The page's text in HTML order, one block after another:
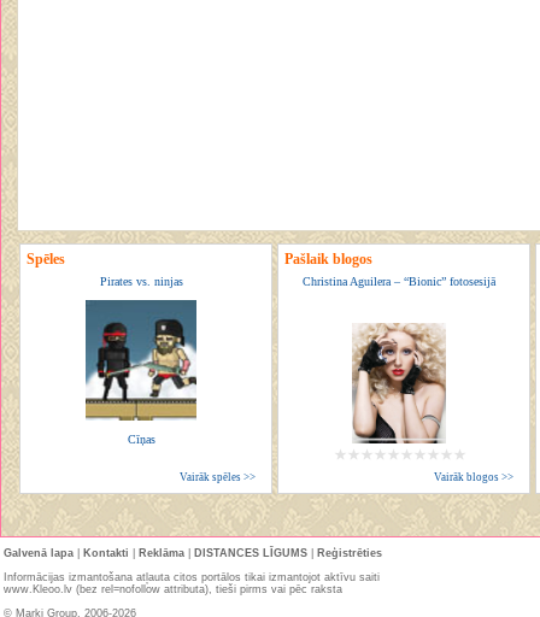
Spēles
Pirates vs. ninjas
Cīņas
Vairāk spēles >>
Pašlaik blogos
Christina Aguilera – “Bionic” fotosesijā
Vairāk blogos >>
Galvenā lapa Kontakti Reklāma DISTANCES LĪGUMS
Reģistrēties
Informācijas izmantošana atļauta citos portālos tikai izmantojot aktīvu saiti
www.Kleoo.lv (bez rel=nofollow attributa), tieši pirms vai pēc raksta
© Marki Group, 2006-2026